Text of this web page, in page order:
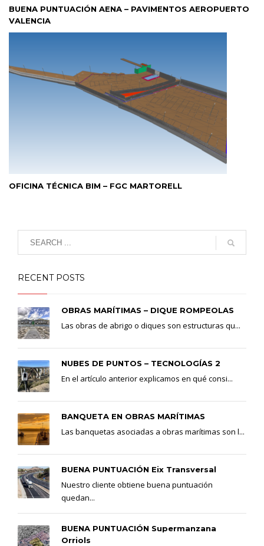
BUENA PUNTUACIÓN AENA – PAVIMENTOS AEROPUERTO
VALENCIA
OFICINA TÉCNICA BIM – FGC MARTORELL
RECENT POSTS
OBRAS MARÍTIMAS – DIQUE ROMPEOLAS
Las obras de abrigo o diques son estructuras qu...
NUBES DE PUNTOS – TECNOLOGÍAS 2
En el artículo anterior explicamos en qué consi...
BANQUETA EN OBRAS MARÍTIMAS
Las banquetas asociadas a obras marítimas son l...
BUENA PUNTUACIÓN Eix Transversal
Nuestro cliente obtiene buena puntuación
quedan...
BUENA PUNTUACIÓN Supermanzana
Orriols